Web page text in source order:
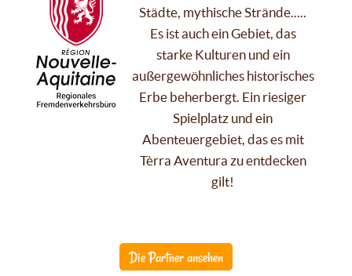
Städte, mythische Strände.....
Es ist auch ein Gebiet, das
starke Kulturen und ein
außergewöhnliches historisches
Erbe beherbergt. Ein riesiger
Spielplatz und ein
Abenteuergebiet, das es mit
Tèrra Aventura zu entdecken
gilt!
Die Partner ansehen